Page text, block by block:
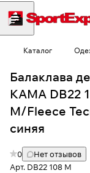
Каталог
Балаклава
КАМА DB22
M/Fleece
синяя
0
Нет отзывов
Арт. DB22 108 M